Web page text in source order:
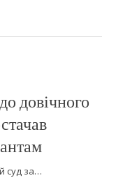
довічного
суд за…